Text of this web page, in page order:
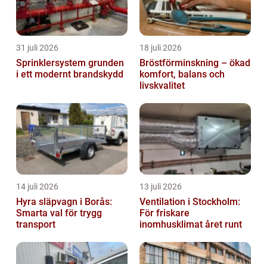
31 juli 2026
Sprinklersystem grunden
i ett modernt brandskydd
18 juli 2026
Bröstförminskning – ökad
komfort, balans och
livskvalitet
14 juli 2026
Hyra släpvagn i Borås:
Smarta val för trygg
transport
13 juli 2026
Ventilation i Stockholm:
För friskare
inomhusklimat året runt